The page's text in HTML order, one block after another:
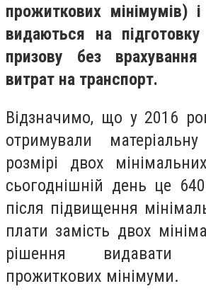
прожиткових мінімумів)
видаються на
призову без
витрат на транспорт.
Відзначимо, що у 2016
отримували
розмірі двох
сьогоднішній день це
після підвищення
плати замість двох
рішення
прожиткових мінімуми.